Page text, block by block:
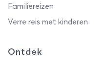
Familiereizen
Verre reis met kinderen
Ontdek